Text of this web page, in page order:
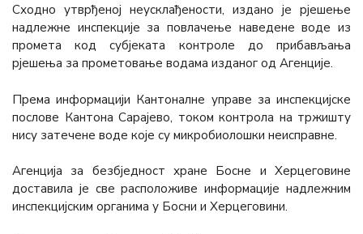
Сходно утврђеној неусклађености, издано је рјешење
надлежне инспекције за повлачење наведене воде из
промета код субјеката контроле до прибављања
рјешења за прометовање водама изданог од Агенције.
Према информацији Кантоналне управе за инспекцијске
послове Кантона Сарајево, током контрола на тржишту
нису затечене воде које су микробиолошки неисправне.
Агенција за безбједност хране Босне и Херцеговине
доставила је све расположиве информације надлежним
инспекцијским органима у Босни и Херцеговини.